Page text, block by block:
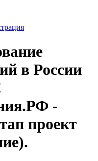
в России
-
проект